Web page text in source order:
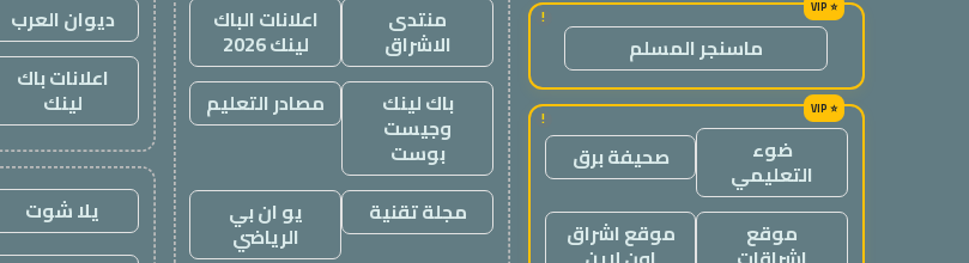
!
ماسنجر المسلم
!
ضوء
التعليمي صحيفة برق
موقع موقع اشراق
منتدى
الاشراق
اعلانات الباك
لينك 2026
باك لينك
وجيست
بوست
مصادر التعليم
مجلة تقنية يو ان بي
الرياضي
ديوان العرب
اعلانات باك
لينك
يلا شوت